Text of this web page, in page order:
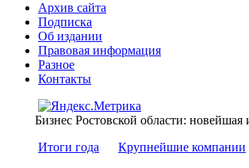
Архив сайта
Подписка
Об издании
Правовая информация
Разное
Контакты
Бизнес Ростовской области: новейшая
Итоги года
Крупнейшие компании